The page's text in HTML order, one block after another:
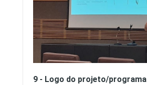
9 - Logo do projeto/programa